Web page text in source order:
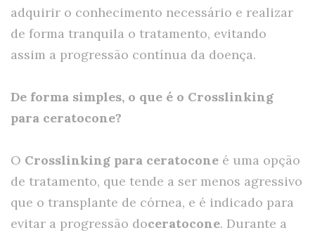
adquirir o conhecimento necessário e realizar
de forma tranquila o tratamento, evitando
assim a progressão contínua da doença.
De forma simples, o que é o Crosslinking
para ceratocone?
O Crosslinking para ceratocone é uma opção
de tratamento, que tende a ser menos agressivo
que o transplante de córnea, e é indicado para
evitar a progressão doceratocone. Durante a